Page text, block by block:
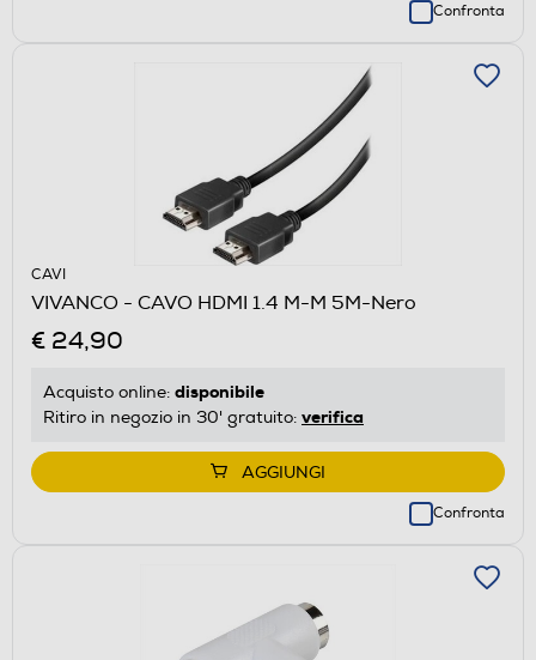
Confronta
CAVI
VIVANCO - CAVO HDMI 1.4 M-M 5M-Nero
€ 24,90
Acquisto online: disponibile
Ritiro in negozio in 30' gratuito: verifica
AGGIUNGI
Confronta